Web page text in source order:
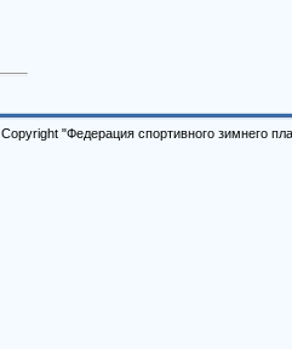
Copyright "Федерация спортивного зимнего